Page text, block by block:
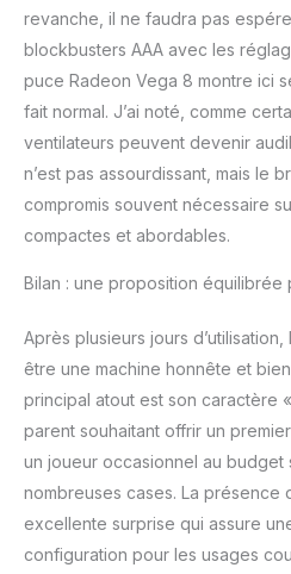
revanche, il ne faudra pas
blockbusters AAA avec les
puce Radeon Vega 8 montre ici
fait normal. J’ai noté, comme
ventilateurs peuvent devenir
n’est pas assourdissant, mais le
compromis souvent nécessaire
compactes et abordables.
Bilan : une proposition équilibrée
Après plusieurs jours
être une machine honnête et
principal atout est son caractère
parent souhaitant offrir un
un joueur occasionnel au
nombreuses cases. La présence
excellente surprise qui assure
configuration pour les usages